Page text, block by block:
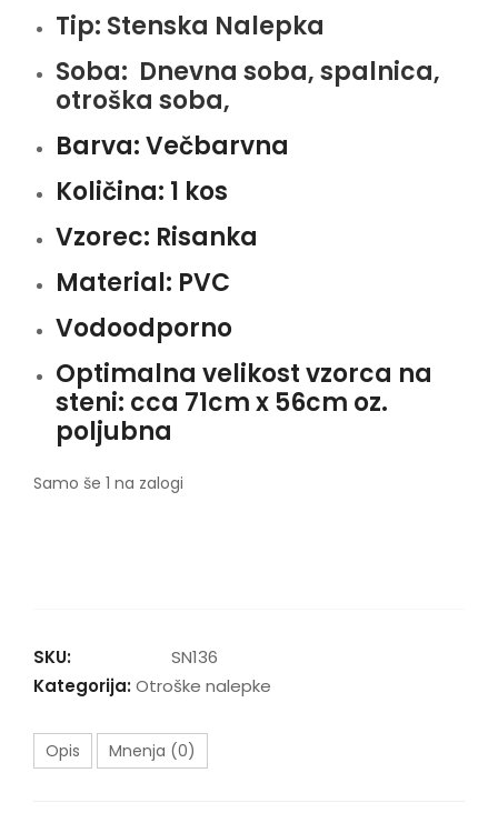
Tip: Stenska Nalepka
Soba: Dnevna soba, spalnica,
otroška soba,
Barva:Večbarvna
Količina: 1 kos
Vzorec: Risanka
Material: PVC
Vodoodporno
Optimalna velikost vzorca na
steni: cca 71cm x 56cm oz.
poljubna
Samo še 1 na zalogi
SKU:
SN136
Kategorija:Otroške nalepke
Opis Mnenja (0)